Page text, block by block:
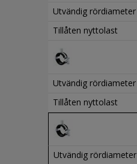
Utvändig rördiameter
Tillåten nyttolast
Utvändig rördiameter
Tillåten nyttolast
Utvändig rördiameter